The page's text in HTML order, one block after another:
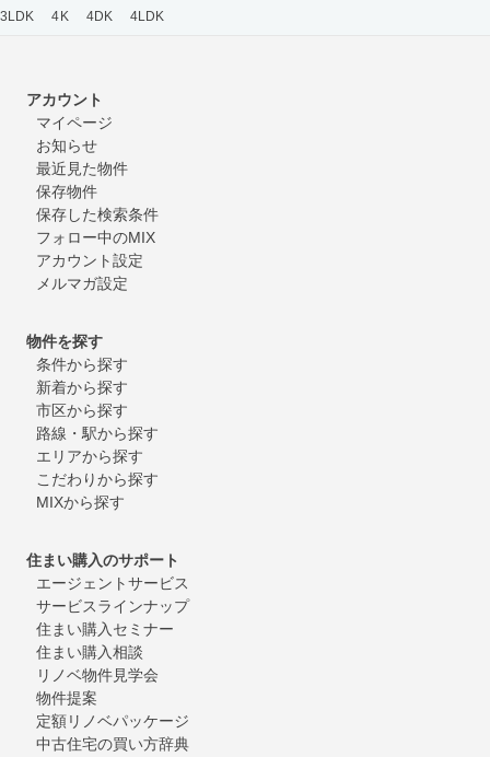
3LDK
4K 4DK 4LDK
アカウント
マイページ
お知らせ
最近見た物件
保存物件
保存した検索条件
フォロー中のMIX
アカウント設定
メルマガ設定
物件を探す
条件から探す
新着から探す
市区から探す
路線・駅から探す
エリアから探す
こだわりから探す
MIXから探す
住まい購入のサポート
エージェントサービス
サービスラインナップ
住まい購入セミナー
住まい購入相談
リノベ物件見学会
物件提案
定額リノベパッケージ
中古住宅の買い方辞典